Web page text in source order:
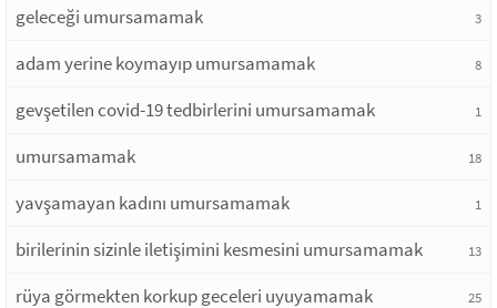
geleceği umursamamak 3
adam yerine koymayıp umursamamak 8
gevşetilen covid-19 tedbirlerini umursamamak 1
umursamamak 18
yavşamayan kadını umursamamak 1
birilerinin sizinle iletişimini kesmesini umursamamak 13
rüya görmekten korkup geceleri uyuyamamak 25